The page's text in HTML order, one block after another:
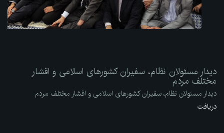
دیدار مسئولان نظام، سفیران کشورهای اسلامی و اقشار
مختلف مردم
دیدار مسئولان نظام، سفیران کشورهای اسلامی و اقشار مختلف مردم
دریافت